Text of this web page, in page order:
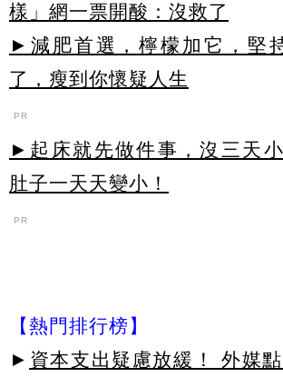
樣」網一票開酸：沒救了
►減肥首選，檸檬加它，堅
了，瘦到你懷疑人生
PR
►起床就先做件事，沒三天
肚子一天天變小！
PR
【熱門排行榜】
► 資本支出疑慮放緩！ 外媒